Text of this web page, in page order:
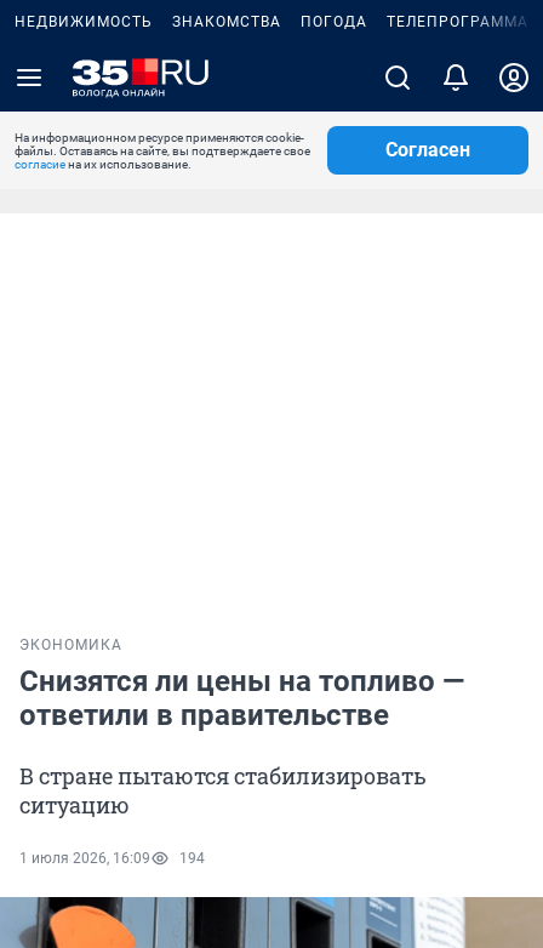
НЕДВИЖИМОСТЬ ЗНАКОМСТВА ПОГОДА ТЕЛЕПРОГРАММА
На информационном ресурсе применяются cookie-
файлы. Оставаясь на сайте, вы подтверждаете свое
согласиена их использование.
Согласен
ЭКОНОМИКА
Снизятся ли цены на топливо —
ответили в правительстве
В стране пытаются стабилизировать
ситуацию
1 июля 2026, 16:09 194